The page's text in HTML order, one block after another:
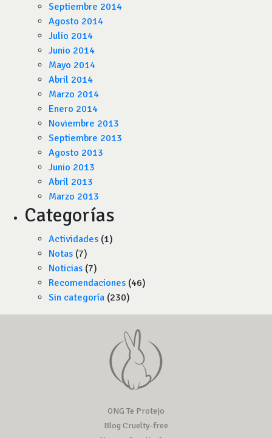
Septiembre 2014
Agosto 2014
Julio 2014
Junio 2014
Mayo 2014
Abril 2014
Marzo 2014
Enero 2014
Noviembre 2013
Septiembre 2013
Agosto 2013
Junio 2013
Abril 2013
Marzo 2013
Categorías
Actividades (1)
Notas (7)
Noticias (7)
Recomendaciones (46)
Sin categoría (230)
ONG Te Protejo
Blog Cruelty-free